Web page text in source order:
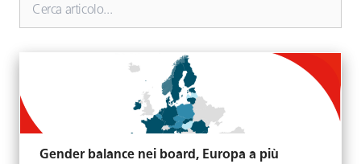
Gender balance nei board, Europa a più